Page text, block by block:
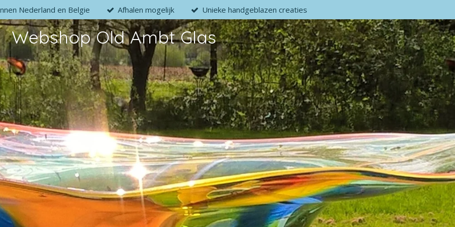
Nederland en Belgie Afhalen mogelijk Unieke handgeblazen creaties
Webshop Old Ambt Glas